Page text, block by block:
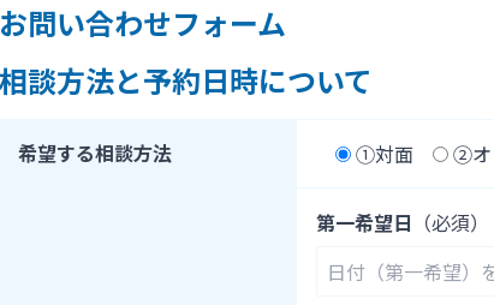
お問い合わせフォーム
相談方法と予約日時について
希望する相談方法 ①対面 ②オ
第一希望日 （必須）